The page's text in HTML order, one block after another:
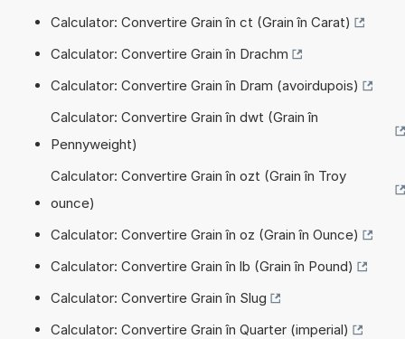
Calculator: Convertire Grain în ct (Grain în Carat)
Calculator: Convertire Grain în Drachm
Calculator: Convertire Grain în Dram (avoirdupois)
Calculator: Convertire Grain în dwt (Grain în
Pennyweight)
Calculator: Convertire Grain în ozt (Grain în Troy
ounce)
Calculator: Convertire Grain în oz (Grain în Ounce)
Calculator: Convertire Grain în lb (Grain în Pound)
Calculator: Convertire Grain în Slug
Calculator: Convertire Grain în Quarter (imperial)